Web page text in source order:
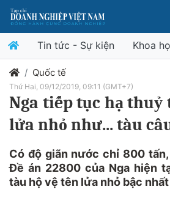
Tin tức - Sự kiện Khoa
Quốc tế
Thứ Hai, 09/12/2019, 09:11 (GMT+7)
Nga tiếp tục hạ thuỷ
lửa nhỏ như... tàu
Có độ giãn nước chỉ 800
Đề án 22800 của Nga hiện
tàu hộ vệ tên lửa nhỏ bậc